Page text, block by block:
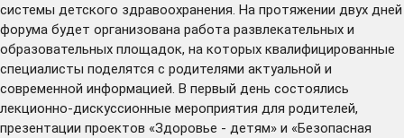
системы детского здравоохранения. На протяжении двух дней
форума будет организована работа развлекательных и
образовательных площадок, на которых квалифицированные
специалисты поделятся с родителями актуальной и
современной информацией. В первый день состоялись
лекционно-дискуссионные мероприятия для родителей,
презентации проектов «Здоровье - детям» и «Безопасная